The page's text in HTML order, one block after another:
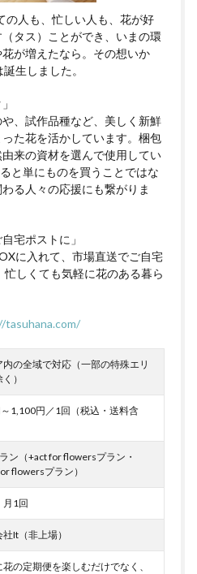
の人も、忙しい人も、花が好
タス）ことができ、いまの環
が増えたなら。その想いか
生しました。
、試作品種など、美しく新鮮
た花を活かしています。梱包
来の資材を選んで使用してい
と単にものを買うことではな
る人々の応援にも繋がりま
宅ポストに」
に入れて、市場直送でご自宅
しくても気軽に花のある暮ら
内の全域で対応（一部の特殊エリ
）
1,100円／1回（税込・送料含
ン（+act for flowersプラン・
flowersプラン）
月1回
It（非上場）
の定期便を楽しむだけでなく、